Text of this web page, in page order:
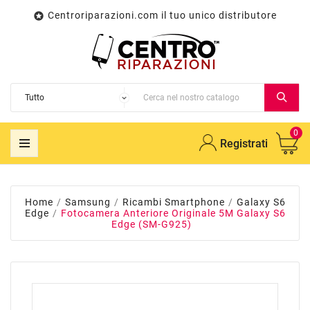
 Centroriparazioni.com il tuo unico distributore
Registrati
0
Home Samsung Ricambi Smartphone
Galaxy S6
Edge
Fotocamera Anteriore Originale 5M Galaxy S6
Edge (SM-G925)